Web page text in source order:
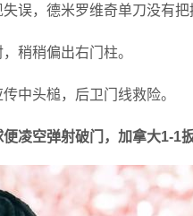
误，德米罗维奇单刀没有把
稍稍偏出右门柱。
中头槌，后卫门线救险。
凌空弹射破门，加拿大1-1扳